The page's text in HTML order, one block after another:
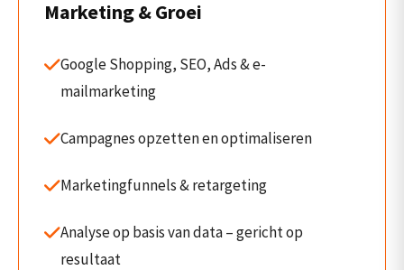
Marketing & Groei
Google Shopping, SEO, Ads & e-
mailmarketing
Campagnes opzetten en optimaliseren
Marketingfunnels & retargeting
Analyse op basis van data – gericht op
resultaat